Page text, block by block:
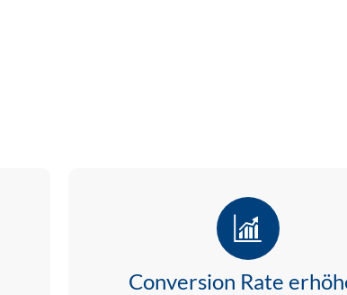
Conversion Rate